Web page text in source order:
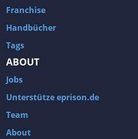
Franchise
Handbücher
Tags
ABOUT
Jobs
Unterstütze eprison.de
Team
About